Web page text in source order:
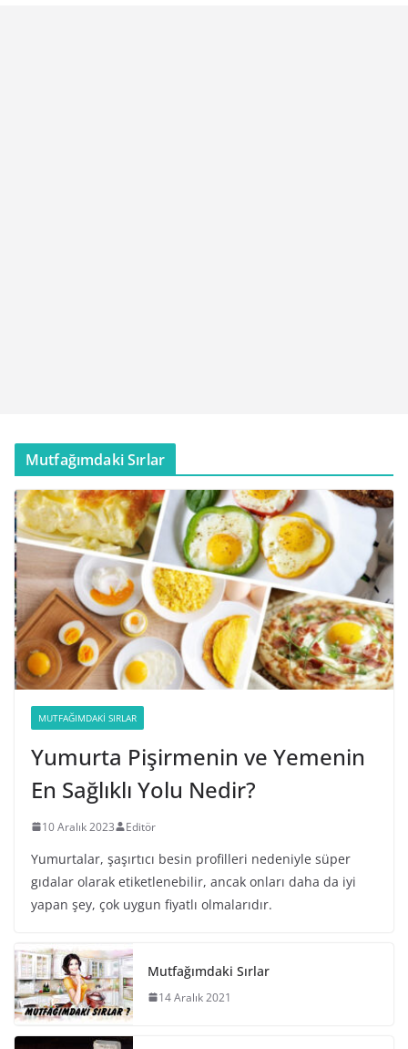
Mutfağımdaki Sırlar
MUTFAĞIMDAKI SIRLAR
Yumurta Pişirmenin ve Yemenin
En Sağlıklı Yolu Nedir?
10 Aralık 2023 Editör
Yumurtalar, şaşırtıcı besin profilleri nedeniyle süper
gıdalar olarak etiketlenebilir, ancak onları daha da iyi
yapan şey, çok uygun fiyatlı olmalarıdır.
Mutfağımdaki Sırlar
14 Aralık 2021